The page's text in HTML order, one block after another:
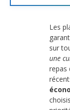
Les
sur
une
repas